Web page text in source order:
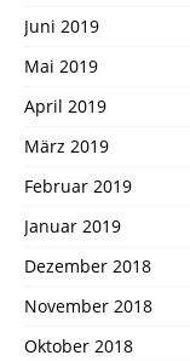
Juni 2019
Mai 2019
April 2019
März 2019
Februar 2019
Januar 2019
Dezember 2018
November 2018
Oktober 2018